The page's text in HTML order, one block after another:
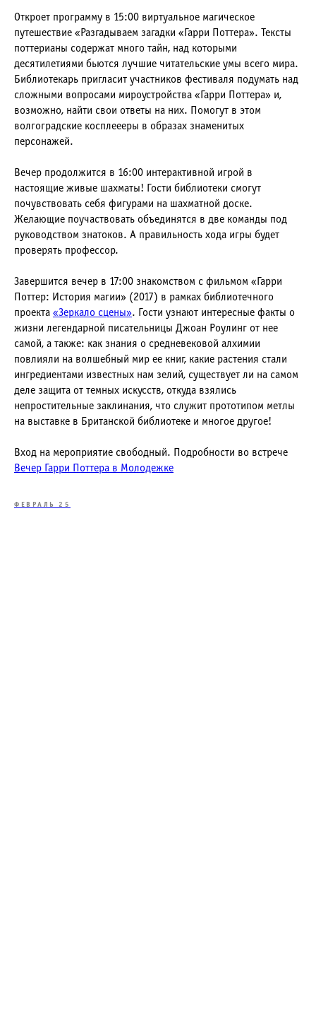
Откроет программу в 15:00 виртуальное магическое
путешествие «Разгадываем загадки «Гарри Поттера». Тексты
поттерианы содержат много тайн, над которыми
десятилетиями бьются лучшие читательские умы всего мира.
Библиотекарь пригласит участников фестиваля подумать над
сложными вопросами мироустройства «Гарри Поттера» и,
возможно, найти свои ответы на них. Помогут в этом
волгоградские косплеееры в образах знаменитых
персонажей.
Вечер продолжится в 16:00 интерактивной игрой в
настоящие живые шахматы! Гости библиотеки смогут
почувствовать себя фигурами на шахматной доске.
Желающие поучаствовать объединятся в две команды под
руководством знатоков. А правильность хода игры будет
проверять профессор.
Завершится вечер в 17:00 знакомством с фильмом «Гарри
Поттер: История магии» (2017) в рамках библиотечного
проекта «Зеркало сцены». Гости узнают интересные факты о
жизни легендарной писательницы Джоан Роулинг от нее
самой, а также: как знания о средневековой алхимии
повлияли на волшебный мир ее книг, какие растения стали
ингредиентами известных нам зелий, существует ли на самом
деле защита от темных искусств, откуда взялись
непростительные заклинания, что служит прототипом метлы
на выставке в Британской библиотеке и многое другое!
Вход на мероприятие свободный. Подробности во встрече
Вечер Гарри Поттера в Молодежке
ФЕВРАЛЬ 25